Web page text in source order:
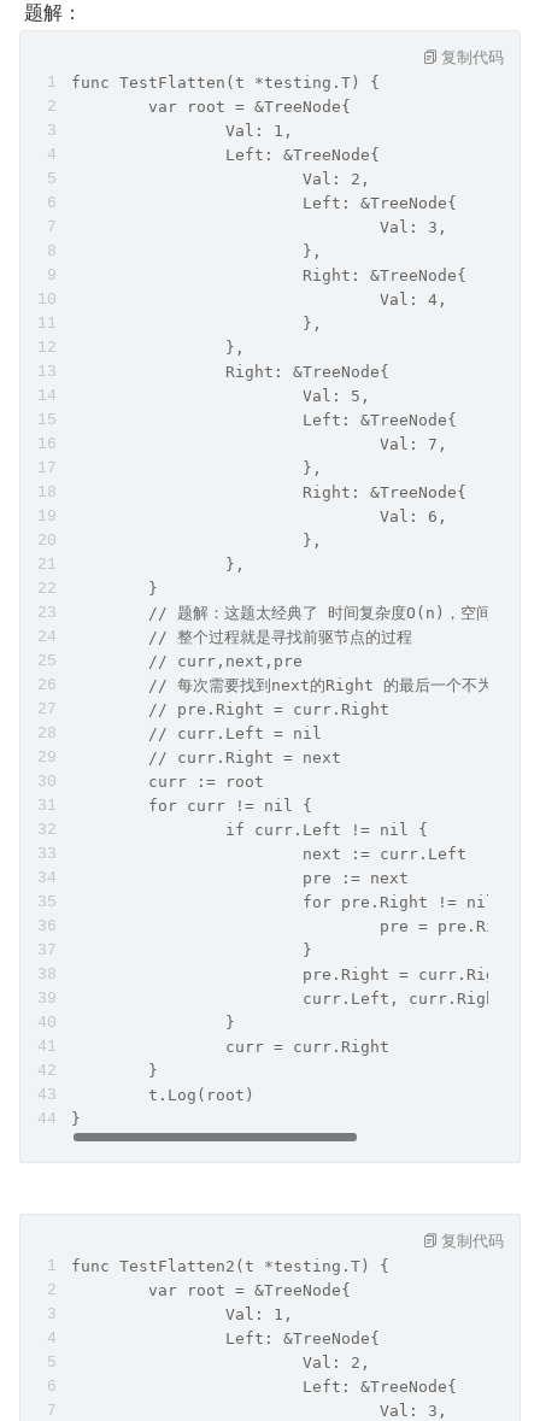
题解：
func TestFlatten(t *testing.T) {
	var root = &TreeNode{
		Val: 1,
		Left: &TreeNode{
			Val: 2,
			Left: &TreeNode{
				Val: 3,
			},
			Right: &TreeNode{
				Val: 4,
			},
		},
		Right: &TreeNode{
			Val: 5,
			Left: &TreeNode{
				Val: 7,
			},
			Right: &TreeNode{
				Val: 6,
			},
		},
	}
// 题解：这题太经典了 时间复杂度O(n)，空间复杂
	// 整个过程就是寻找前驱节点的过程
	// curr,next,pre
// 每次需要找到next的Right 的最后一个不为空的
	// pre.Right = curr.Right
	// curr.Left = nil
	// curr.Right = next
	curr := root
	for curr != nil {
		if curr.Left != nil {
			next := curr.Left
			pre := next
			for pre.Right != nil {
				pre = pre.Right
			}
			pre.Right = curr.Right
curr.Left, curr.Right =
		}
		curr = curr.Right
	}
	t.Log(root)
}
复制代码
func TestFlatten2(t *testing.T) {
	var root = &TreeNode{
		Val: 1,
		Left: &TreeNode{
			Val: 2,
			Left: &TreeNode{
				Val: 3,
复制代码